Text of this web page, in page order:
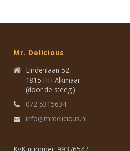
Mr. Delicious
Lindenlaan 52
1815 HH Alkmaar
(door de steeg!)
072 5315634
info@mrdelicious.nl
KvK nummer: 99376547